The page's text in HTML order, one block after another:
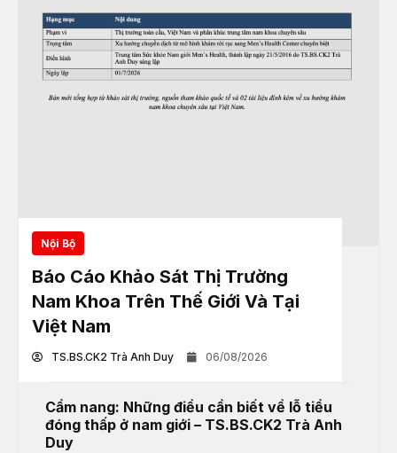
Nội Bộ
Báo Cáo Khảo Sát Thị Trường
Nam Khoa Trên Thế Giới Và Tại
Việt Nam
TS.BS.CK2 Trà Anh Duy 06/08/2026
Cẩm nang: Những điều cần biết về lỗ tiểu
đóng thấp ở nam giới – TS.BS.CK2 Trà Anh
Duy